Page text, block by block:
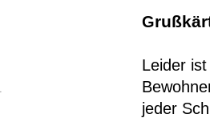
G
Leider
jeder